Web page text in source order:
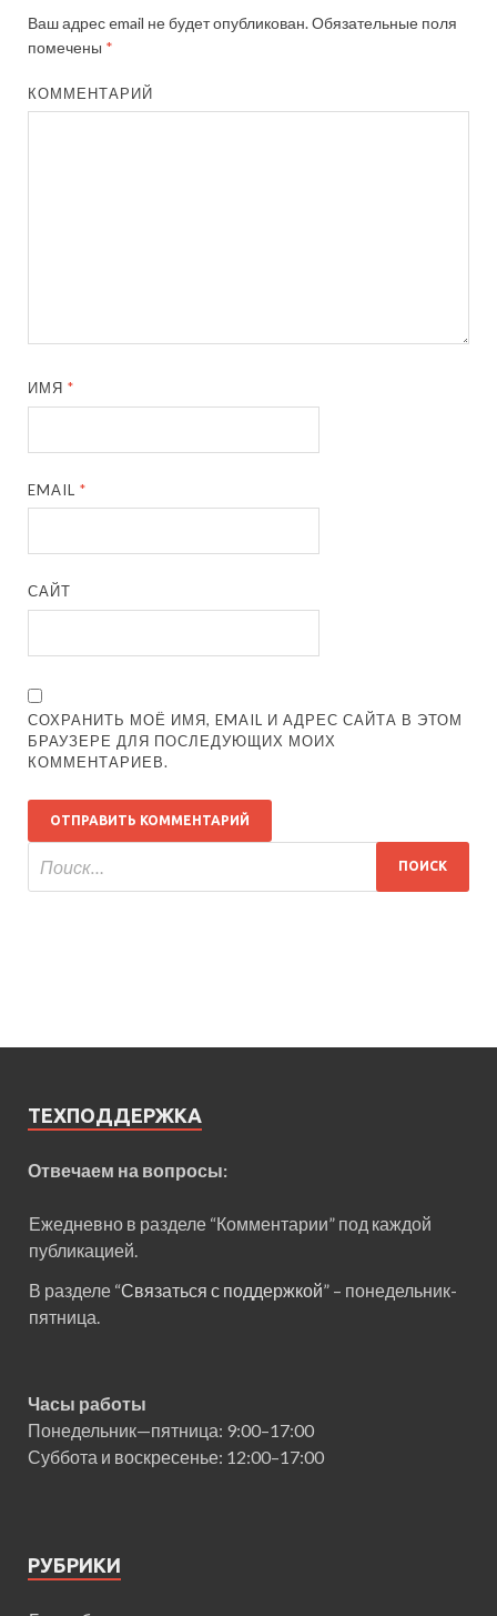
Ваш адрес email не будет опубликован.Обязательные поля
помечены *
КОММЕНТАРИЙ
ИМЯ*
EMAIL*
САЙТ
СОХРАНИТЬ МОЁ ИМЯ, EMAIL И АДРЕС САЙТА В ЭТОМ
БРАУЗЕРЕ ДЛЯ ПОСЛЕДУЮЩИХ МОИХ
КОММЕНТАРИЕВ.
ТЕХПОДДЕРЖКА
Отвечаем на вопросы:
Ежедневно в разделе “Комментарии” под каждой
публикацией.
В разделе “Связаться с поддержкой” – понедельник-
пятница.
Часы работы
Понедельник—пятница: 9:00–17:00
Суббота и воскресенье: 12:00–17:00
РУБРИКИ